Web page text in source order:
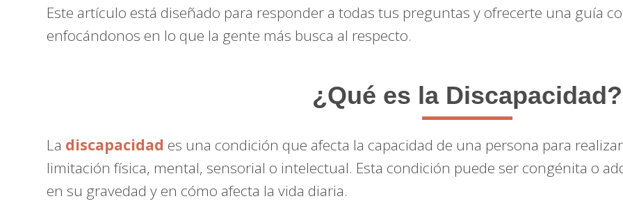
Este artículo está diseñado para responder a todas tus preguntas y ofrecerte una guía
enfocándonos en lo que la gente más busca al respecto.
¿Qué es la Discapacidad?
La discapacidad es una condición que afecta la capacidad de una persona para
limitación física, mental, sensorial o intelectual. Esta condición puede ser congénita o
en su gravedad y en cómo afecta la vida diaria.